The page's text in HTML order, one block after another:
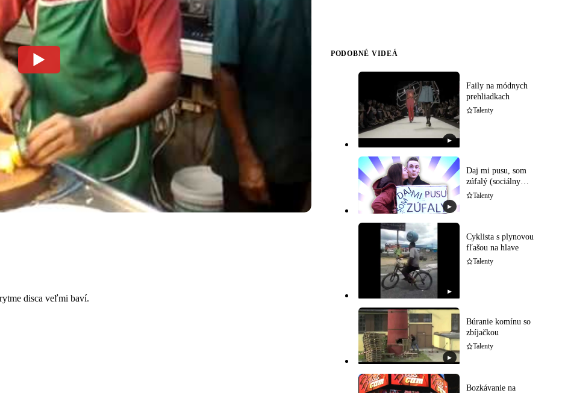
disca veľmi baví.
PODOBNÉ VIDEÁ
▶
Faily na módnych
prehliadkach
Talenty
▶
Daj mi pusu, som
zúfalý (sociálny
experiment)
Talenty
▶
Cyklista s plynovou
fľašou na hlave
Talenty
▶
Búranie komínu so
zbíjačkou
Talenty
Bozkávanie na